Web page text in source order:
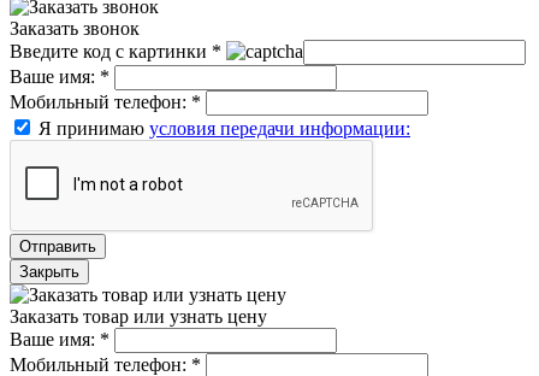
Заказать звонок
Введите код с картинки *
Ваше имя: *
Мобильный телефон: *
Я принимаю условия передачи информации:
Отправить
Закрыть
Заказать товар или узнать цену
Ваше имя: *
Мобильный телефон: *